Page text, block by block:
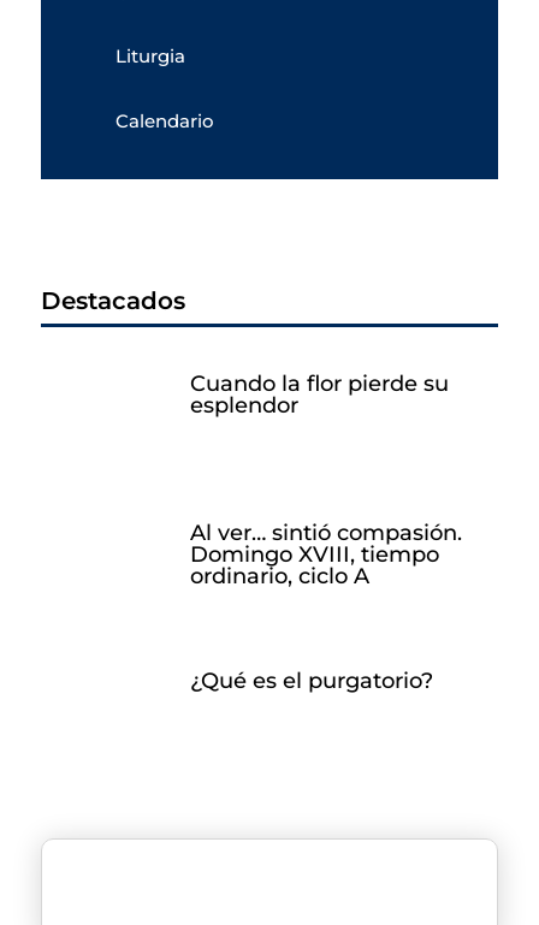
Liturgia
Calendario
Destacados
Cuando la flor pierde su
esplendor
Al ver… sintió compasión.
Domingo XVIII, tiempo
ordinario, ciclo A
¿Qué es el purgatorio?